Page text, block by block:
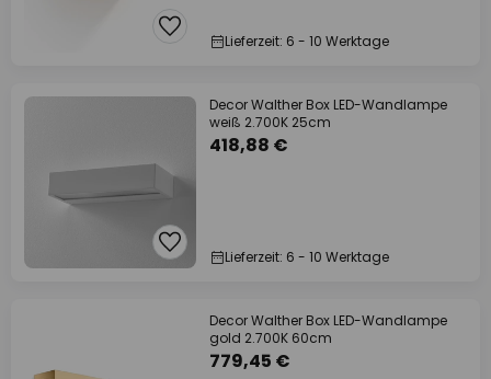
Lieferzeit: 6 - 10 Werktage
Decor Walther Box LED-Wandlampe
weiß 2.700K 25cm
418,88 €
Lieferzeit: 6 - 10 Werktage
Decor Walther Box LED-Wandlampe
gold 2.700K 60cm
779,45 €